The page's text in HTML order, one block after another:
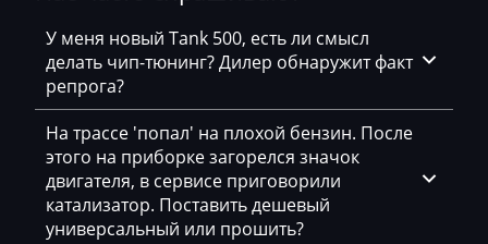
BAIC
Bajaj
Basak
Bauer
BAW
Bosch ME7.9.5.х
Bosch MED17.4.2 (MEVD17.4.2)
Bosch MED17.4.4
Bosch MEV17.4.2
Delphi DCM3.4
Delphi DCM3.5
У меня новый Tank 500, есть ли смысл
делать чип-тюнинг? Дилер обнаружит факт
репрога?
На трассе 'попал' на плохой бензин. После
этого на приборке загорелся значок
двигателя, в сервисе приговорили
катализатор. Поставить дешевый
универсальный или прошить?